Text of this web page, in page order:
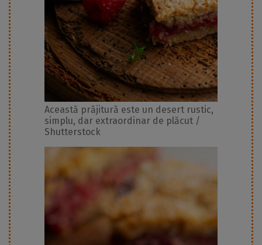
Această prăjitură este un desert rustic,
simplu, dar extraordinar de plăcut /
Shutterstock